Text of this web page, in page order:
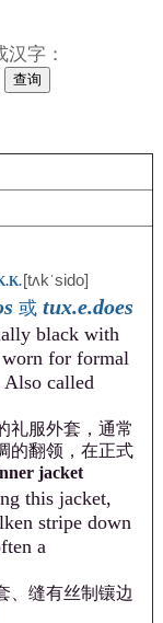
字：
[tʌkˈsido]
或 tux.e.does
black with
worn for formal
Also called
礼服外套，通常
的翻领，在正式
jacket
this jacket,
stripe down
a
、缝有丝制镶边